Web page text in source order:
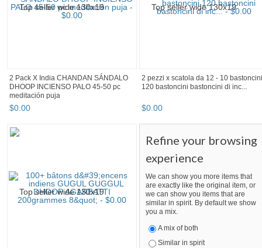
2 Pack X India CHANDAN SÁNDALO
DHOOP INCIENSO PALO 45-50 pc
meditación puja
$0.00
2 pezzi x scatola da 12 - 10 bastoncini
120 bastoncini bastoncini di inc...
$0.00
Refine your browsing
experience
We can show you more items that
are exactly like the original item, or
we can show you items that are
similar in spirit. By default we show
you a mix.
A mix of both
Similar in spirit